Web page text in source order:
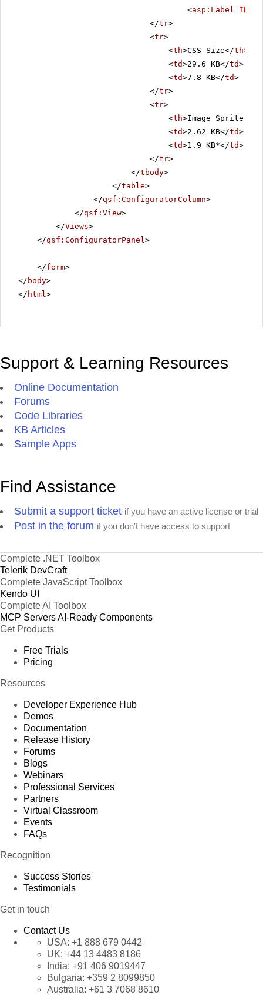
<asp:Label ID
</tr>
<tr>
<th>CSS Size</th>
<td>29.6 KB</td>
<td>7.8 KB</td>
</tr>
<tr>
<th>Image Sprite
<td>2.62 KB</td>
<td>1.9 KB*</td>
</tr>
</tbody>
</table>
</qsf:ConfiguratorColumn>
</qsf:View>
</Views>
</qsf:ConfiguratorPanel>
</form>
</ body>
</ html>
Support & Learning Resources
Online Documentation
Forums
Code Libraries
KB Articles
Sample Apps
Find Assistance
Submit a support ticket if you have an active license or trial
Post in the forum if you don't have access to support
Complete .NET Toolbox
Telerik DevCraft
Complete JavaScript Toolbox
Kendo UI
Complete AI Toolbox
MCP ServersAI-Ready Components
Get Products
Free Trials
Pricing
Resources
Developer Experience Hub
Demos
Documentation
Release History
Forums
Blogs
Webinars
Professional Services
Partners
Virtual Classroom
Events
FAQs
Recognition
Success Stories
Testimonials
Get in touch
Contact Us
USA: +1 888 679 0442
UK: +44 13 4483 8186
India: +91 406 9019447
Bulgaria: +359 2 8099850
Australia: +61 3 7068 8610